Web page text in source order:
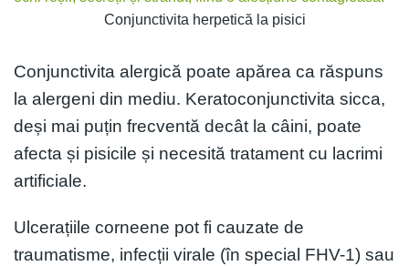
Conjunctivita herpetică la pisici
Conjunctivita alergică poate apărea ca răspuns
la alergeni din mediu. Keratoconjunctivita sicca,
deși mai puțin frecventă decât la câini, poate
afecta și pisicile și necesită tratament cu lacrimi
artificiale.
Ulcerațiile corneene pot fi cauzate de
traumatisme, infecții virale (în special FHV-1) sau